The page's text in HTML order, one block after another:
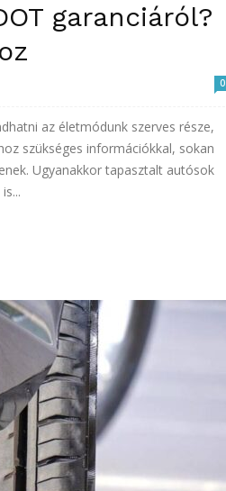
garanciáról?
0
az életmódunk szerves része,
szükséges információkkal, sokan
Ugyanakkor tapasztalt autósok